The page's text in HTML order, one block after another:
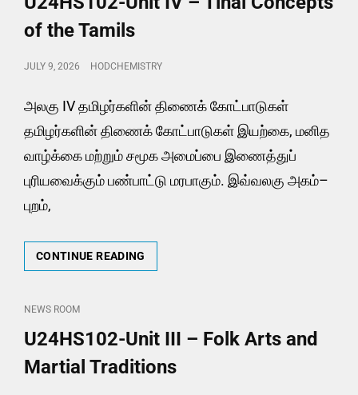
INDIAN
MOVEMENT
INDIAN
CULTURE
of the Tamils
POSTED
JULY 9, 2026 HODCHEMISTRY
அலகு IV தமிழர்களின் திணைக் கோட்பாடுகள்
தமிழர்களின் திணைக் கோட்பாடுகள் இயற்கை, மனித
வாழ்க்கை மற்றும் சமூக அமைப்பை இணைத்துப்
புரியவைக்கும் பண்பாட்டு மரபாகும். இவ்வலகு அகம்–
புறம்,
CONTINUE READING
UNIT
CONCEPTS
THE
CAT
LINKS
NEWS ROOM
U24HS102-Unit III – Folk Arts and
Martial Traditions